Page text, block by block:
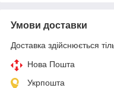
Умови доставки
Доставка здійснюється
Нова Пошта
Укрпошта